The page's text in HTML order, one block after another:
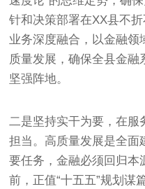
针和决策部署在XX县不
业务深度融合，以金融领
质量发展，确保全县金
坚强阵地。
二是坚持实干为要，在
担当。高质量发展是全面
要任务，金融必须回归本
前，正值“十五五”规划谋